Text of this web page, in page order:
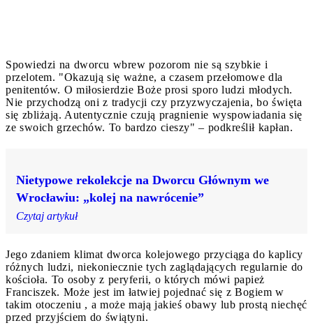
Spowiedzi na dworcu wbrew pozorom nie są szybkie i
przelotem. "Okazują się ważne, a czasem przełomowe dla
penitentów. O miłosierdzie Boże prosi sporo ludzi młodych.
Nie przychodzą oni z tradycji czy przyzwyczajenia, bo święta
się zbliżają. Autentycznie czują pragnienie wyspowiadania się
ze swoich grzechów. To bardzo cieszy" – podkreślił kapłan.
Nietypowe rekolekcje na Dworcu Głównym we
Wrocławiu: „kolej na nawrócenie”
Czytaj artykuł
Jego zdaniem klimat dworca kolejowego przyciąga do kaplicy
różnych ludzi, niekoniecznie tych zaglądających regularnie do
kościoła. To osoby z peryferii, o których mówi papież
Franciszek. Może jest im łatwiej pojednać się z Bogiem w
takim otoczeniu , a może mają jakieś obawy lub prostą niechęć
przed przyjściem do świątyni.